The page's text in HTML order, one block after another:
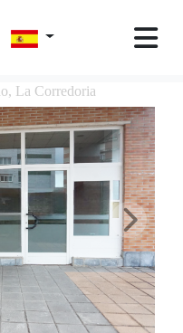
La Corredoria